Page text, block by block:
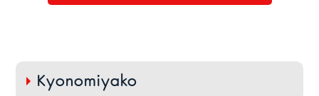
Kyonomiyako